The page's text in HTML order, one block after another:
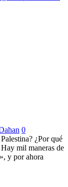
0
¿Por qué
mil maneras de
y por ahora